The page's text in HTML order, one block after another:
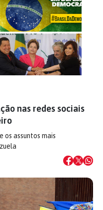
nas redes sociais
os assuntos mais